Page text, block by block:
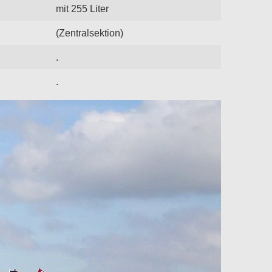
mit 255 Liter
(Zentralsektion)
.
.